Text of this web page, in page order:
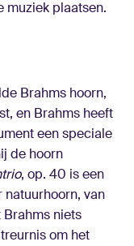
muziek plaatsen.
Brahms hoorn,
en Brahms heeft
een speciale
de hoorn
, op. 40 is een
van
niets
om het